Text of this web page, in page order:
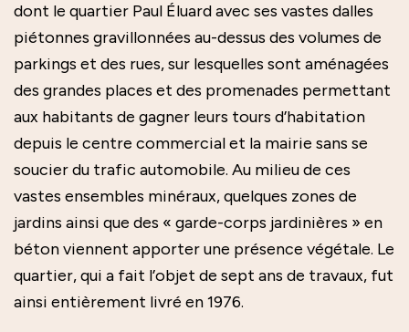
dont le quartier Paul Éluard avec ses vastes dalles
piétonnes gravillonnées au-dessus des volumes de
parkings et des rues, sur lesquelles sont aménagées
des grandes places et des promenades permettant
aux habitants de gagner leurs tours d’habitation
depuis le centre commercial et la mairie sans se
soucier du trafic automobile. Au milieu de ces
vastes ensembles minéraux, quelques zones de
jardins ainsi que des « garde-corps jardinières » en
béton viennent apporter une présence végétale. Le
quartier, qui a fait l’objet de sept ans de travaux, fut
ainsi entièrement livré en 1976.